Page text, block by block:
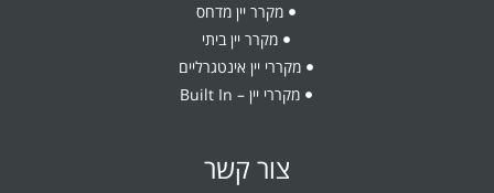
מקרר יין מדחס
מקרר יין ביתי
מקררי יין אינטגרליים
מקררי יין – Built In
צור קשר